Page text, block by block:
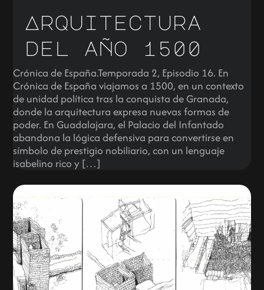
Arquitectura
del año 1500
Crónica de España.Temporada 2, Episodio 16. En
Crónica de España viajamos a 1500, en un contexto
de unidad política tras la conquista de Granada,
donde la arquitectura expresa nuevas formas de
poder. En Guadalajara, el Palacio del Infantado
abandona la lógica defensiva para convertirse en
símbolo de prestigio nobiliario, con un lenguaje
isabelino rico y […]